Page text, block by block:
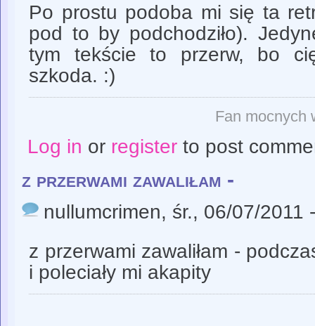
Po prostu podoba mi się ta
pod to by podchodziło).
tym tekście to przerw, bo
szkoda. :)
Fan mocnych
Log in or registerto post
z przerwami zawaliłam -
nullumcrimen, śr., 06/07/2011
z przerwami zawaliłam -
i poleciały mi akapity